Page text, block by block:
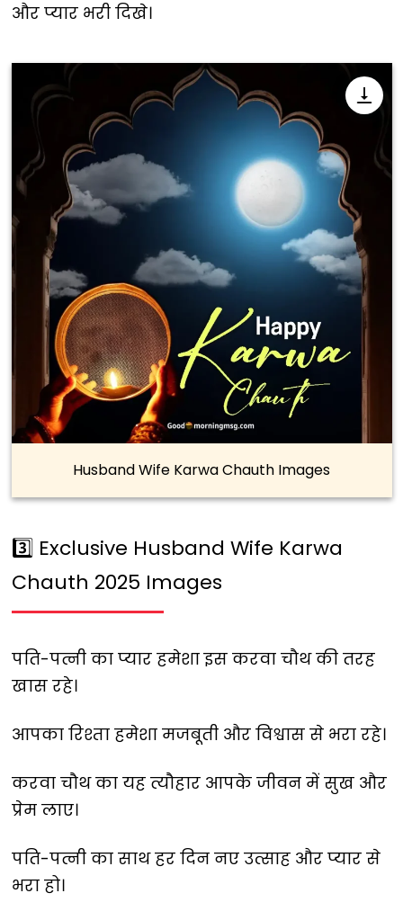
और प्यार भरी दिखे।
Husband Wife Karwa Chauth Images
3️⃣ Exclusive Husband Wife Karwa
Chauth 2025 Images
पति-पत्नी का प्यार हमेशा इस करवा चौथ की तरह
खास रहे।
आपका रिश्ता हमेशा मजबूती और विश्वास से भरा रहे।
करवा चौथ का यह त्यौहार आपके जीवन में सुख और
प्रेम लाए।
पति-पत्नी का साथ हर दिन नए उत्साह और प्यार से
भरा हो।